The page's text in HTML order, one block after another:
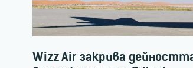
Wizz Air закрива